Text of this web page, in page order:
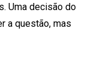
Uma decisão do
a questão, mas